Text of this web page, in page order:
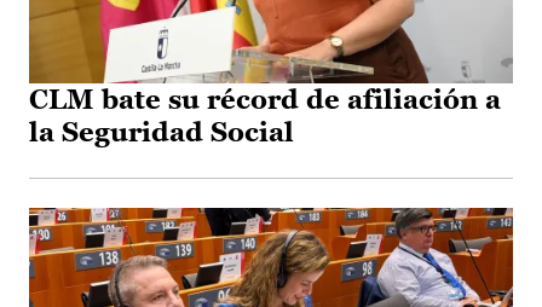
CLM bate su récord de afiliación a
la Seguridad Social